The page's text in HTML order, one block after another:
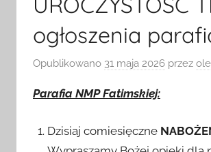
UROCZYSTOŚĆ
ogłoszenia
31 maja 2026
Parafia NMP Fatimskiej:
Dzisiaj comiesięczne